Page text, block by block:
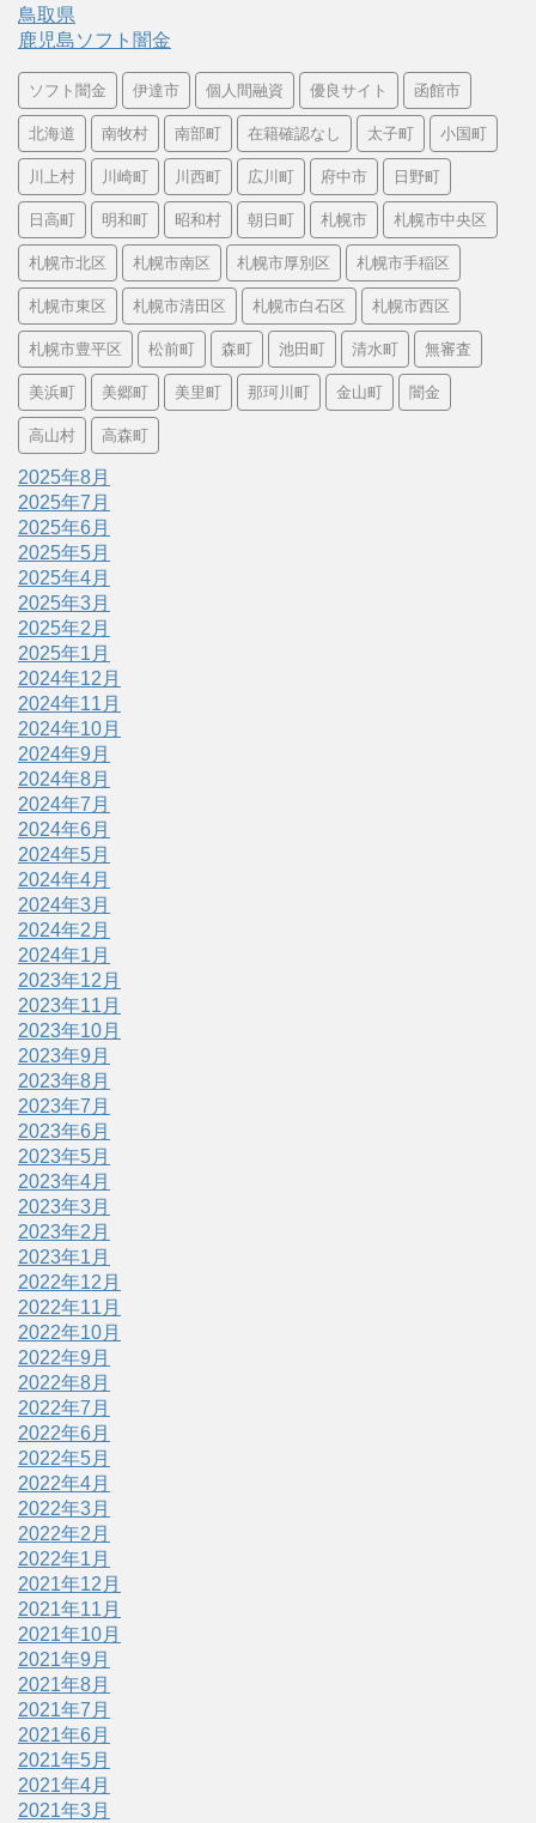
鳥取県
鹿児島ソフト闇金
ソフト闇金 伊達市 個人間融資 優良サイト 函館市
北海道 南牧村 南部町 在籍確認なし 太子町 小国町
川上村 川崎町 川西町 広川町 府中市 日野町
日高町 明和町 昭和村 朝日町 札幌市 札幌市中央区
札幌市北区 札幌市南区 札幌市厚別区 札幌市手稲区
札幌市東区 札幌市清田区 札幌市白石区 札幌市西区
札幌市豊平区 松前町 森町 池田町 清水町 無審査
美浜町 美郷町 美里町 那珂川町 金山町 闇金
高山村 高森町
2025年8月
2025年7月
2025年6月
2025年5月
2025年4月
2025年3月
2025年2月
2025年1月
2024年12月
2024年11月
2024年10月
2024年9月
2024年8月
2024年7月
2024年6月
2024年5月
2024年4月
2024年3月
2024年2月
2024年1月
2023年12月
2023年11月
2023年10月
2023年9月
2023年8月
2023年7月
2023年6月
2023年5月
2023年4月
2023年3月
2023年2月
2023年1月
2022年12月
2022年11月
2022年10月
2022年9月
2022年8月
2022年7月
2022年6月
2022年5月
2022年4月
2022年3月
2022年2月
2022年1月
2021年12月
2021年11月
2021年10月
2021年9月
2021年8月
2021年7月
2021年6月
2021年5月
2021年4月
2021年3月